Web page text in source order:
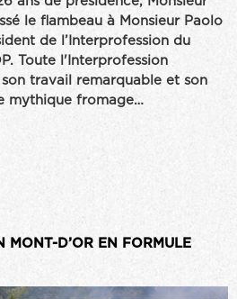
le flambeau à Monsieur Paolo
de l’Interprofession du
Toute l'Interprofession
travail remarquable et son
mythique fromage…
MONT-D’OR EN FORMULE